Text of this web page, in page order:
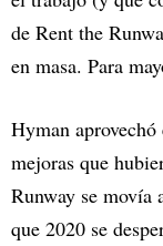
de Rent the
en masa. Para
Hyman aprovechó
mejoras que
Runway se movía
que 2020 se